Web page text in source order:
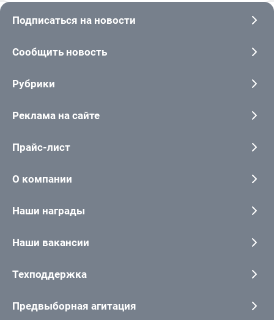
Подписаться на новости
Сообщить новость
Рубрики
Реклама на сайте
Прайс-лист
О компании
Наши награды
Наши вакансии
Техподдержка
Предвыборная агитация